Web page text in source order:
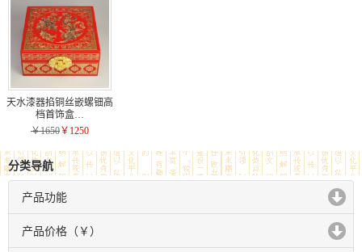
天水漆器掐铜丝嵌螺钿高
档首饰盒…
￥1650￥1250
分类导航
产品功能
click to expand contents
产品价格（￥）
click to expand contents